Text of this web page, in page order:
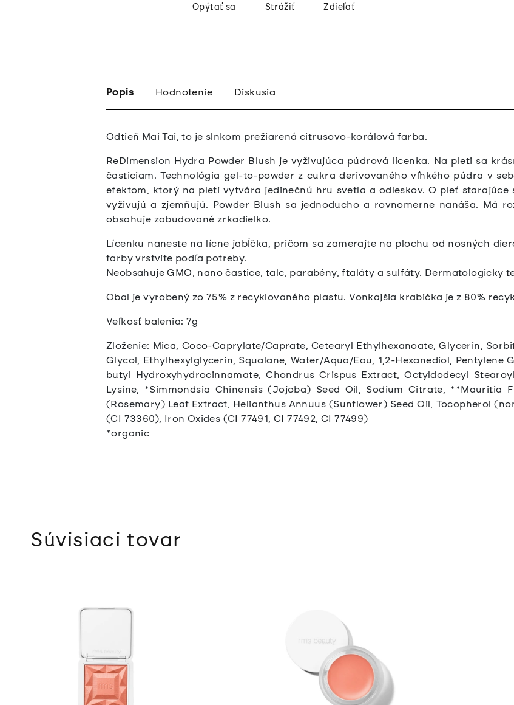
Opýtať sa Strážiť Zdieľať
Popis Hodnotenie Diskusia
Odtieň Mai Tai, to je slnkom prežiarená citrusovo-korálová farba.
ReDimension Hydra Powder Blush je vyživujúca púdrová lícenka. Na pleti sa
časticiam. Technológia gel-to-powder z cukra derivovaného vľhkého púdra v
efektom, ktorý na pleti vytvára jedinečnú hru svetla a odleskov. O pleť
vyživujú a zjemňujú. Powder Blush sa jednoducho a rovnomerne nanáša. Má
obsahuje zabudované zrkadielko.
Lícenku naneste na lícne jabĺčka, pričom sa zamerajte na plochu od nosných
farby vrstvite podľa potreby.
Neobsahuje GMO, nano častice, talc, parabény, ftaláty a sulfáty. Dermatologicky
Obal je vyrobený zo 75% z recyklovaného plastu. Vonkajšia krabička je z 80%
Veľkosť balenia: 7g
Zloženie: Mica, Coco-Caprylate/Caprate, Cetearyl Ethylhexanoate, Glycerin,
Glycol, Ethylhexylglycerin, Squalane, Water/Aqua/Eau, 1,2-Hexanediol,
butyl Hydroxyhydrocinnamate, Chondrus Crispus Extract, Octyldodecyl
Lysine, *Simmondsia Chinensis (Jojoba) Seed Oil, Sodium Citrate, **Mauritia
(Rosemary) Leaf Extract, Helianthus Annuus (Sunflower) Seed Oil, Tocopherol
(CI 73360), Iron Oxides (CI 77491, CI 77492, CI 77499)
*organic
Súvisiaci tovar